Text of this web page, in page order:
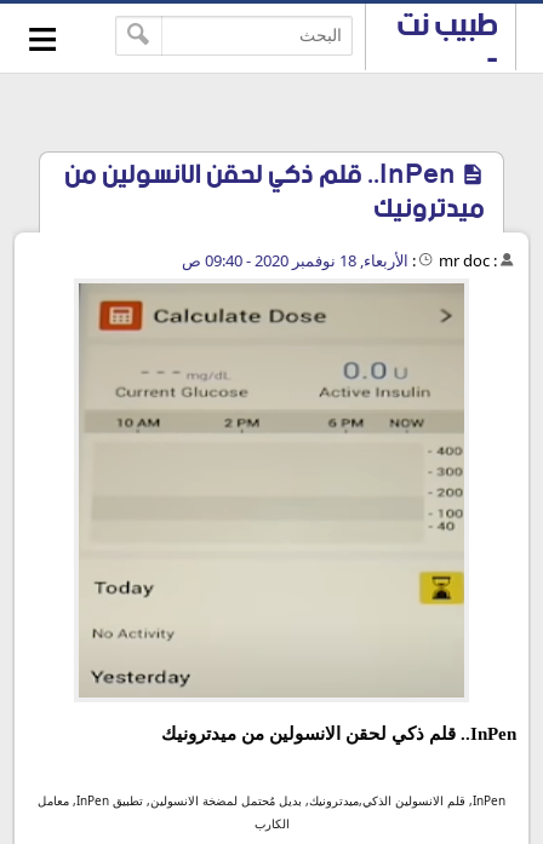
--> طبيب نت
-
استشارات
مجانية
≡
InPen.. قلم ذكي لحقن الانسولين من
ميدترونيك
:
mr doc
: الأربعاء, 18 نوفمبر 2020 - 09:40 ص
قلم انسولين ذكيّ يساعدك على أخذ الجرعات الصحيحة في الوقت
المناسب " Inpen"
ما الفرق بين مضخة الانسولين والقلم الذكي “InPen”؟
أهم الاعدادات التي تضعها بنفسك لتطبيق InPen
InPen.. قلم ذكي لحقن الانسولين من ميدترونيك
InPen, قلم الانسولين الذكي,ميدترونيك, بديل مُحتمل لمضخة الانسولين, تطبيق InPen, معامل
الكارب